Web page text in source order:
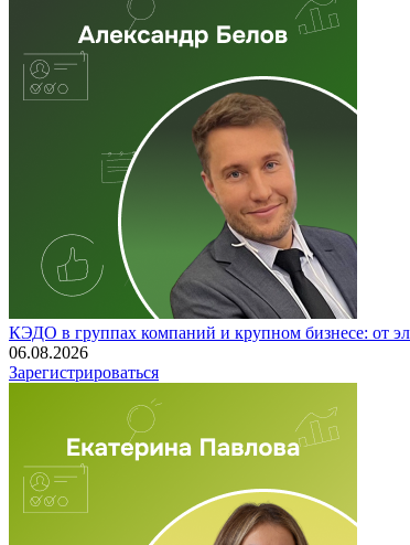
КЭДО в группах компаний и крупном бизнесе: от
06.08.2026
Зарегистрироваться